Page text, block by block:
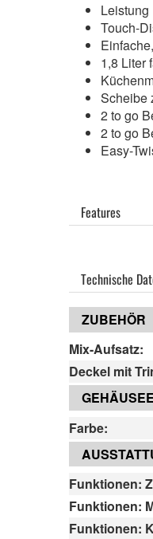
Leistung
Touch-
1,8 Liter
Scheibe
2 to go
2 to go
Easy-
Features
Technische
ZUBEHÖR
Mix-Aufsatz:
Deckel mit
Farbe:
Funktionen:
Funktionen:
Funktionen: